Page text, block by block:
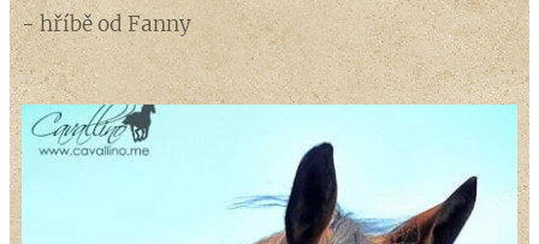
- hříbě od Fanny